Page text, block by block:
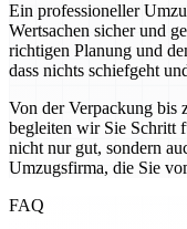
Ein professioneller
Wertsachen sicher und
richtigen Planung und
dass nichts schiefgeht
Von der Verpackung bis
begleiten wir Sie Schritt
nicht nur gut, sondern
Umzugsfirma, die Sie
FAQ